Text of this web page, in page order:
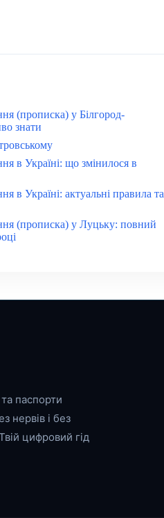
(прописка) у Білгород-
знати
в Україні: що змінилося в
в Україні: актуальні правила та
(прописка) у Луцьку: повний
паспорти
нервів і без
цифровий гід